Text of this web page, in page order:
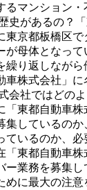
るマンション
史があるの？
東京都板橋区
が母体となって
繰り返しなが
車株式会社」に
会社ではどの
「東都自動車
集しているの
ているのか、
「東都自動車
ー業務を募集
めに最大の注